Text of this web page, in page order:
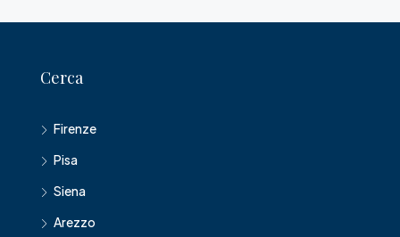
Cerca
Firenze
Pisa
Siena
Arezzo